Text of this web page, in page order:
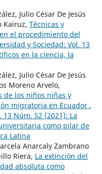
Julio César De Jesús
Kairuz, Técnicas y
el procedimiento del
y Sociedad: Vol. 13
en la ciencia, la
Julio César De Jesús
Moreno Arvelo,
de los niños niñas y
migratoria en Ecuador ,
Núm. S2 (2021): La
como pilar de
Latina
Anarcaly Zambrano
Riera, La extinción del
absoluta como